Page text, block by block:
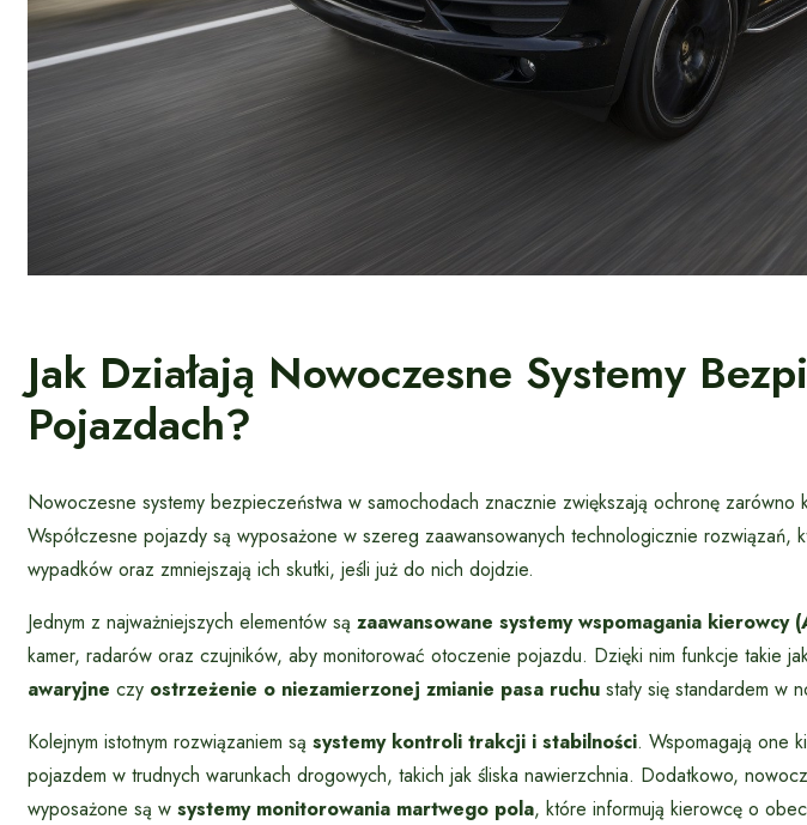
Jak Działają Nowoczesne Systemy
Pojazdach?
Nowoczesne systemy bezpieczeństwa w samochodach znacznie zwiększają ochronę zarówno
Współczesne pojazdy są wyposażone w szereg zaawansowanych technologicznie rozwiązań,
wypadków oraz zmniejszają ich skutki, jeśli już do nich dojdzie.
Jednym z najważniejszych elementów są zaawansowane systemy wspomagania kierowcy
kamer, radarów oraz czujników, aby monitorować otoczenie pojazdu. Dzięki nim funkcje takie
awaryjne czy ostrzeżenie o niezamierzonej zmianie pasa ruchu stały się standardem w
Kolejnym istotnym rozwiązaniem są systemy kontroli trakcji i stabilności. Wspomagają one
pojazdem w trudnych warunkach drogowych, takich jak śliska nawierzchnia. Dodatkowo,
wyposażone są w systemy monitorowania martwego pola, które informują kierowcę o